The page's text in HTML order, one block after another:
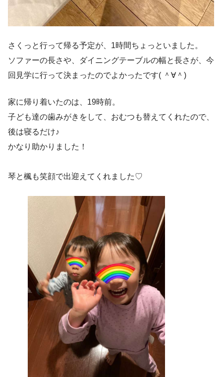
さくっと行って帰る予定が、1時間ちょっといました。
ソファーの長さや、ダイニングテーブルの幅と長さが、今
回見学に行って決まったのでよかったです( ＾∀＾)
家に帰り着いたのは、19時前。
子ども達の歯みがきをして、おむつも替えてくれたので、
後は寝るだけ♪
かなり助かりました！
琴と楓も笑顔で出迎えてくれました♡